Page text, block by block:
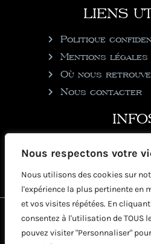
Nous respectons votre
Nous utilisons des cookies sur
l'expérience la plus pertinente en
et vos visites répétées. En
consentez à l'utilisation de TOUS
pouvez visiter "Personnaliser"
LIENS
Politique
Mentions légales
Où nous
Nous contacter
2026 © Copyright